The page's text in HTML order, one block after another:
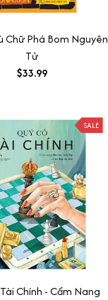
Chữ Phá Bom Nguyên
Tử
$33.99
SALE
Chính - Cẩm Nang